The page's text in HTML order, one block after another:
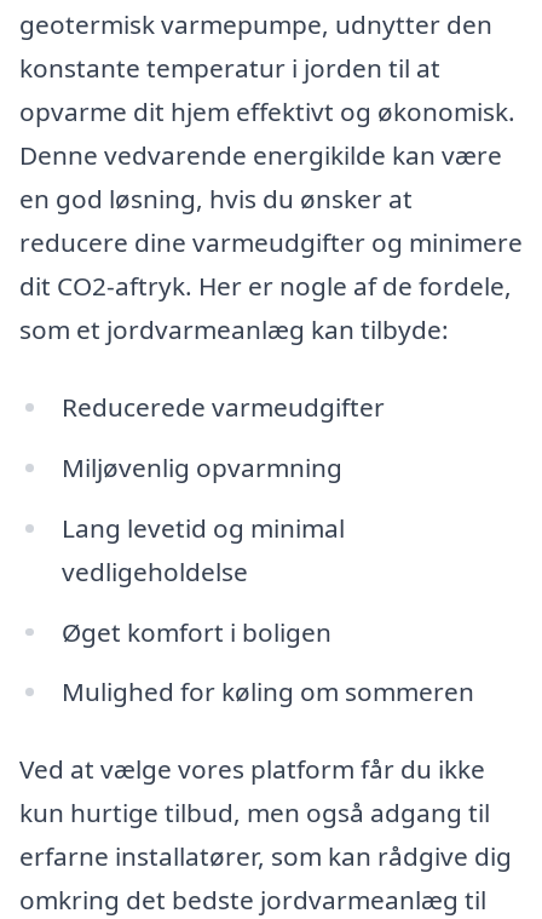
geotermisk varmepumpe, udnytter den
konstante temperatur i jorden til at
opvarme dit hjem effektivt og økonomisk.
Denne vedvarende energikilde kan være
en god løsning, hvis du ønsker at
reducere dine varmeudgifter og minimere
dit CO2-aftryk. Her er nogle af de fordele,
som et jordvarmeanlæg kan tilbyde:
Reducerede varmeudgifter
Miljøvenlig opvarmning
Lang levetid og minimal
vedligeholdelse
Øget komfort i boligen
Mulighed for køling om sommeren
Ved at vælge vores platform får du ikke
kun hurtige tilbud, men også adgang til
erfarne installatører, som kan rådgive dig
omkring det bedste jordvarmeanlæg til